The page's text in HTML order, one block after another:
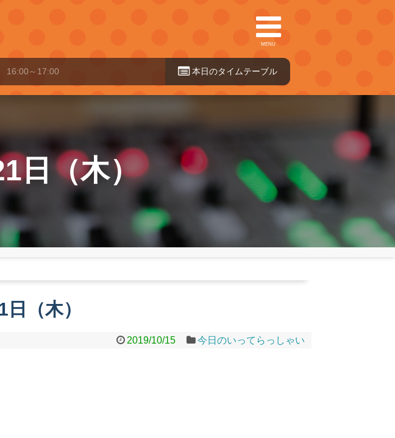
MENU
17:00 本日のタイ ムテーブル
日（木）
（木）
2019/10/15 今日のいってらっしゃい